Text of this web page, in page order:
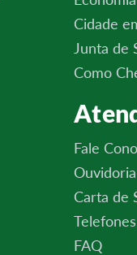
Cidade
Junta de
Como
Fale
Ouvidoria
Carta de
FAQ